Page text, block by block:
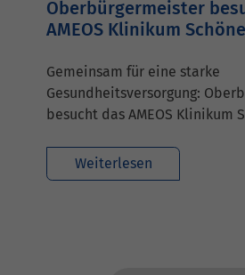
Oberbürgermeister
AMEOS Klinikum
Gemeinsam für eine starke
Gesundheitsversorgung:
besucht das AMEOS Klinikum
Weiterlesen